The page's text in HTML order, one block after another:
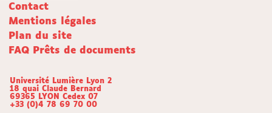
Contact
Mentions légales
Plan du site
FAQ Prêts de documents
Université Lumière Lyon 2
18 quai Claude Bernard
69365 LYON Cedex 07
+33 (0)4 78 69 70 00